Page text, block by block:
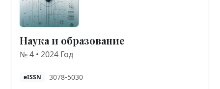
Наука и образование
№ 4 • 2024 Год
eISSN 3078-5030